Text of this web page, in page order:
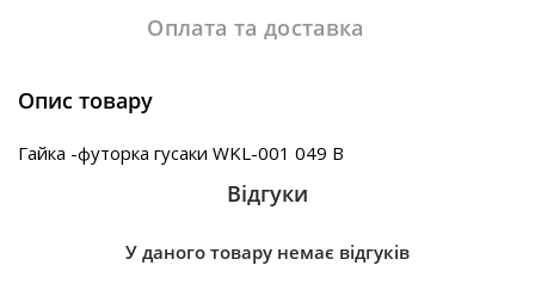
Оплата та доставка
Опис товару
Гайка -футорка гусаки WKL-001 049 B
Відгуки
У даного товару немає відгуків